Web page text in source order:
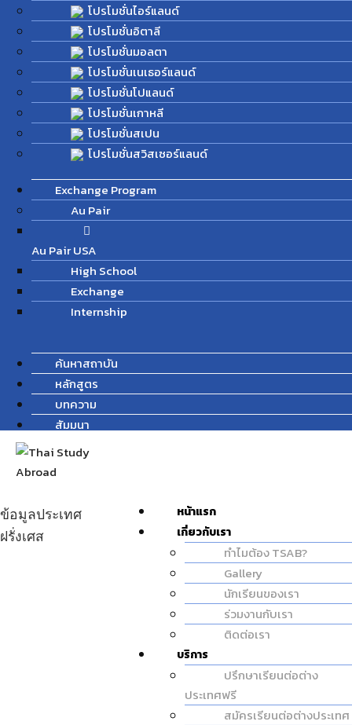
โปรโมชั่นไอร์แลนด์
โปรโมชั่นอิตาลี
โปรโมชั่นมอลตา
โปรโมชั่นเนเธอร์แลนด์
โปรโมชั่นโปแลนด์
โปรโมชั่นเกาหลี
โปรโมชั่นสเปน
โปรโมชั่นสวิสเซอร์แลนด์
Exchange Program
Au Pair
Au Pair USA
High School
Exchange
Internship
ค้นหาสถาบัน
หลักสูตร
บทความ
สัมมนา
หน้าแรก
เกี่ยวกับเรา
ทำไมต้อง TSAB?
Gallery
นักเรียนของเรา
ร่วมงานกับเรา
ติดต่อเรา
บริการ
ปรึกษาเรียนต่อต่าง
ประเทศฟรี
สมัครเรียนต่อต่างประเทศ
ข้อมูลประเทศ
ฝรั่งเศส